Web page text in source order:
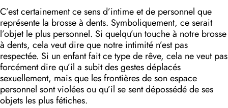
C’est certainement ce sens d’intime et de personnel que
représente la brosse à dents. Symboliquement, ce serait
l’objet le plus personnel. Si quelqu’un touche à notre brosse
à dents, cela veut dire que notre intimité n’est pas
respectée. Si un enfant fait ce type de rêve, cela ne veut pas
forcément dire qu’il a subit des gestes déplacés
sexuellement, mais que les frontières de son espace
personnel sont violées ou qu’il se sent dépossédé de ses
objets les plus fétiches.